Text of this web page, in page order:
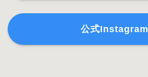
公式Instagram